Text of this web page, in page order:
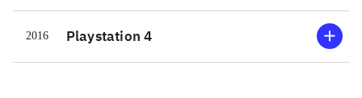
Spillet rummer character story mode,
survival mode, training mode, men
2016 Playstation 4